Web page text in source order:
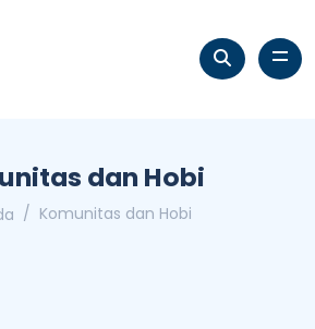
dan Hobi
Komunitas dan Hobi